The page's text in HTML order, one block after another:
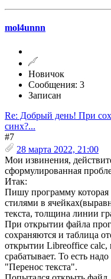
mol4unnn
Новичок
Сообщения: 3
Записан
Re: Добрый день! При
синх?...
#7
28 марта 2022, 21:00
Мои извинения,
сформулированная
Итак:
Пишу программу
стилями в
текста, толщина линии
При открытии файла
сохраняются и таблица
открытии Libreoffice calc,
срабатывает. То есть
"Перенос текста".